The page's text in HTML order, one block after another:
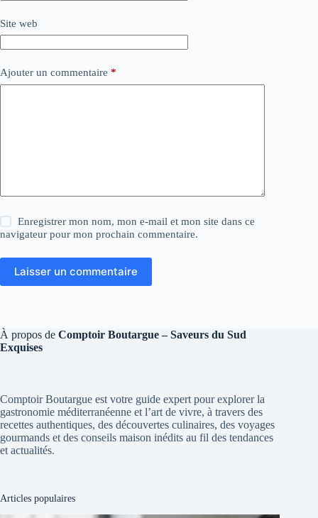
Site web
Ajouter un commentaire *
Enregistrer mon nom, mon e-mail et mon site dans ce
navigateur pour mon prochain commentaire.
Laisser un commentaire
À propos de Comptoir Boutargue – Saveurs du Sud
Exquises
Comptoir Boutargue est votre guide expert pour explorer la
gastronomie méditerranéenne et l’art de vivre, à travers des
recettes authentiques, des découvertes culinaires, des voyages
gourmands et des conseils maison inédits au fil des tendances
et actualités.
Articles populaires